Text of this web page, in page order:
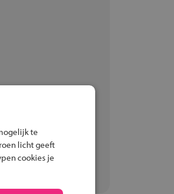
te
licht geeft
cookies je